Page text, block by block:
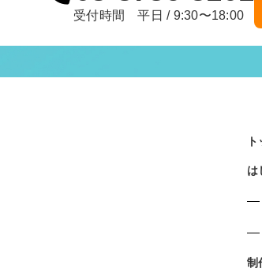
受付時間 平日 / 9:30〜18:00
は
制